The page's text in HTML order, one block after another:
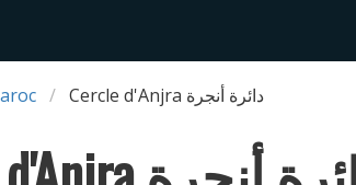
Cercle d'Anjra دائرة أنجرة